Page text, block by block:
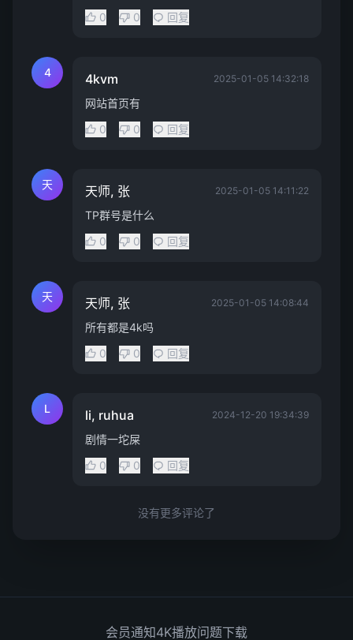
0
0 回复
4 4kvm 2025-01-05 14:32:18
网站首页有
0
0 回复
天 天师, 张 2025-01-05 14:11:22
TP群号是什么
0
0 回复
天 天师, 张 2025-01-05 14:08:44
所有都是4k吗
0
0 回复
L li, ruhua 2024-12-20 19:34:39
剧情一坨屎
0
0 回复
没有更多评论了
会员通知4K播放问题下载